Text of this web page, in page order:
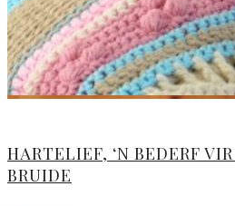
HARTELIEF, ‘N BEDERF
BRUIDE